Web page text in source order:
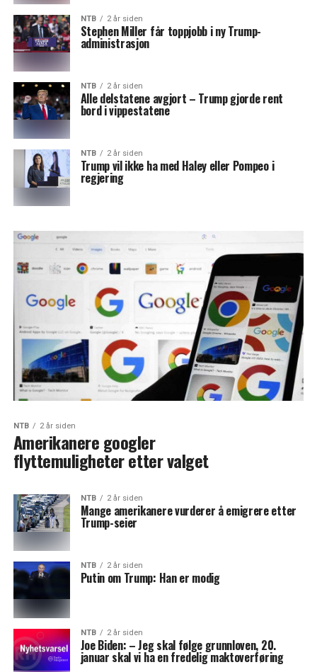
NTB 2 år siden
Stephen Miller får toppjobb i ny Trump-
administrasjon
NTB 2 år siden
Alle delstatene avgjort – Trump gjorde rent
bord i vippestatene
NTB 2 år siden
Trump vil ikke ha med Haley eller Pompeo i
regjering
NTB 2 år siden
Amerikanere googler
flyttemuligheter etter valget
NTB 2 år siden
Mange amerikanere vurderer å emigrere etter
Trump-seier
NTB 2 år siden
Putin om Trump: Han er modig
NTB 2 år siden
Joe Biden: – Jeg skal følge grunnloven, 20.
januar skal vi ha en fredelig maktoverføring